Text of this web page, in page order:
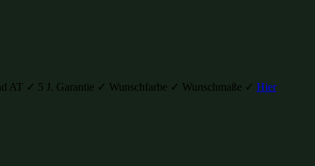
AT ✓ 5 J. Garantie ✓ Wunschfarbe ✓ Wunschmaße ✓ Hier